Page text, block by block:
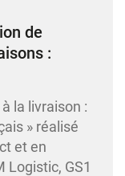
de
:
la livraison :
» réalisé
et en
Logistic, GS1